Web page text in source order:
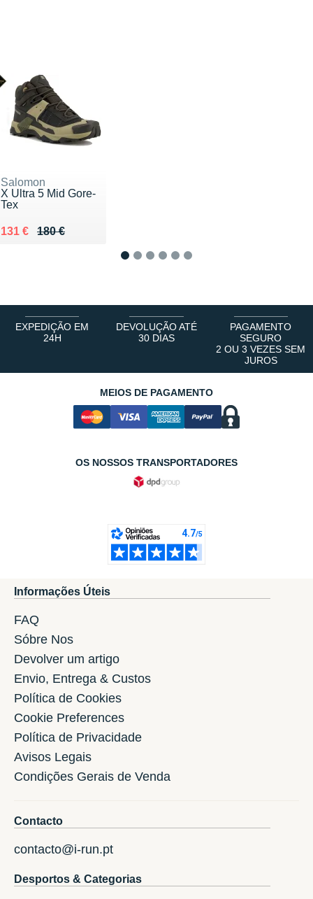
Salomon
X Ultra 5 Mid Gore-
Tex
180 €
Au lieu de 180 €
131 €
Vendu 131 €
EXPEDIÇÃO EM
24H
DEVOLUÇÃO ATÉ
30 DIAS
PAGAMENTO
SEGURO
2 OU 3 VEZES SEM
JUROS
MEIOS DE PAGAMENTO
OS NOSSOS TRANSPORTADORES
Informações Úteis
FAQ
Sóbre Nos
Devolver um artigo
Envio, Entrega & Custos
Política de Cookies
Cookie Preferences
Política de Privacidade
Avisos Legais
Condições Gerais de Venda
Contacto
contacto@i-run.pt
Desportos & Categorias